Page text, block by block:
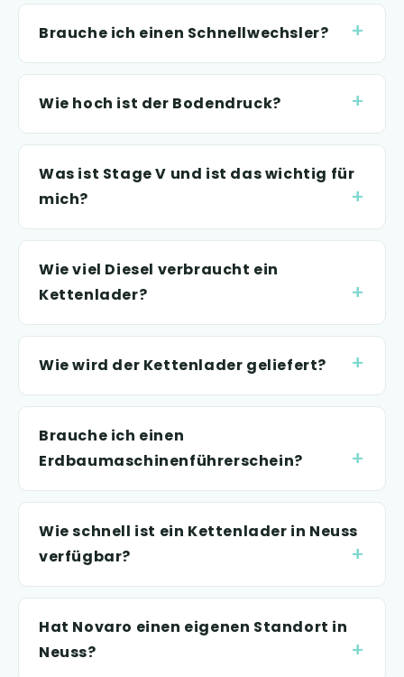
Brauche ich einen Schnellwechsler?
Wie hoch ist der Bodendruck?
Was ist Stage V und ist das wichtig für
mich?
Wie viel Diesel verbraucht ein
Kettenlader?
Wie wird der Kettenlader geliefert?
Brauche ich einen
Erdbaumaschinenführerschein?
Wie schnell ist ein Kettenlader in Neuss
verfügbar?
Hat Novaro einen eigenen Standort in
Neuss?